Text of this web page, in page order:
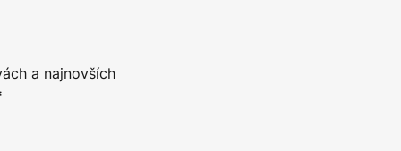
a najnovších